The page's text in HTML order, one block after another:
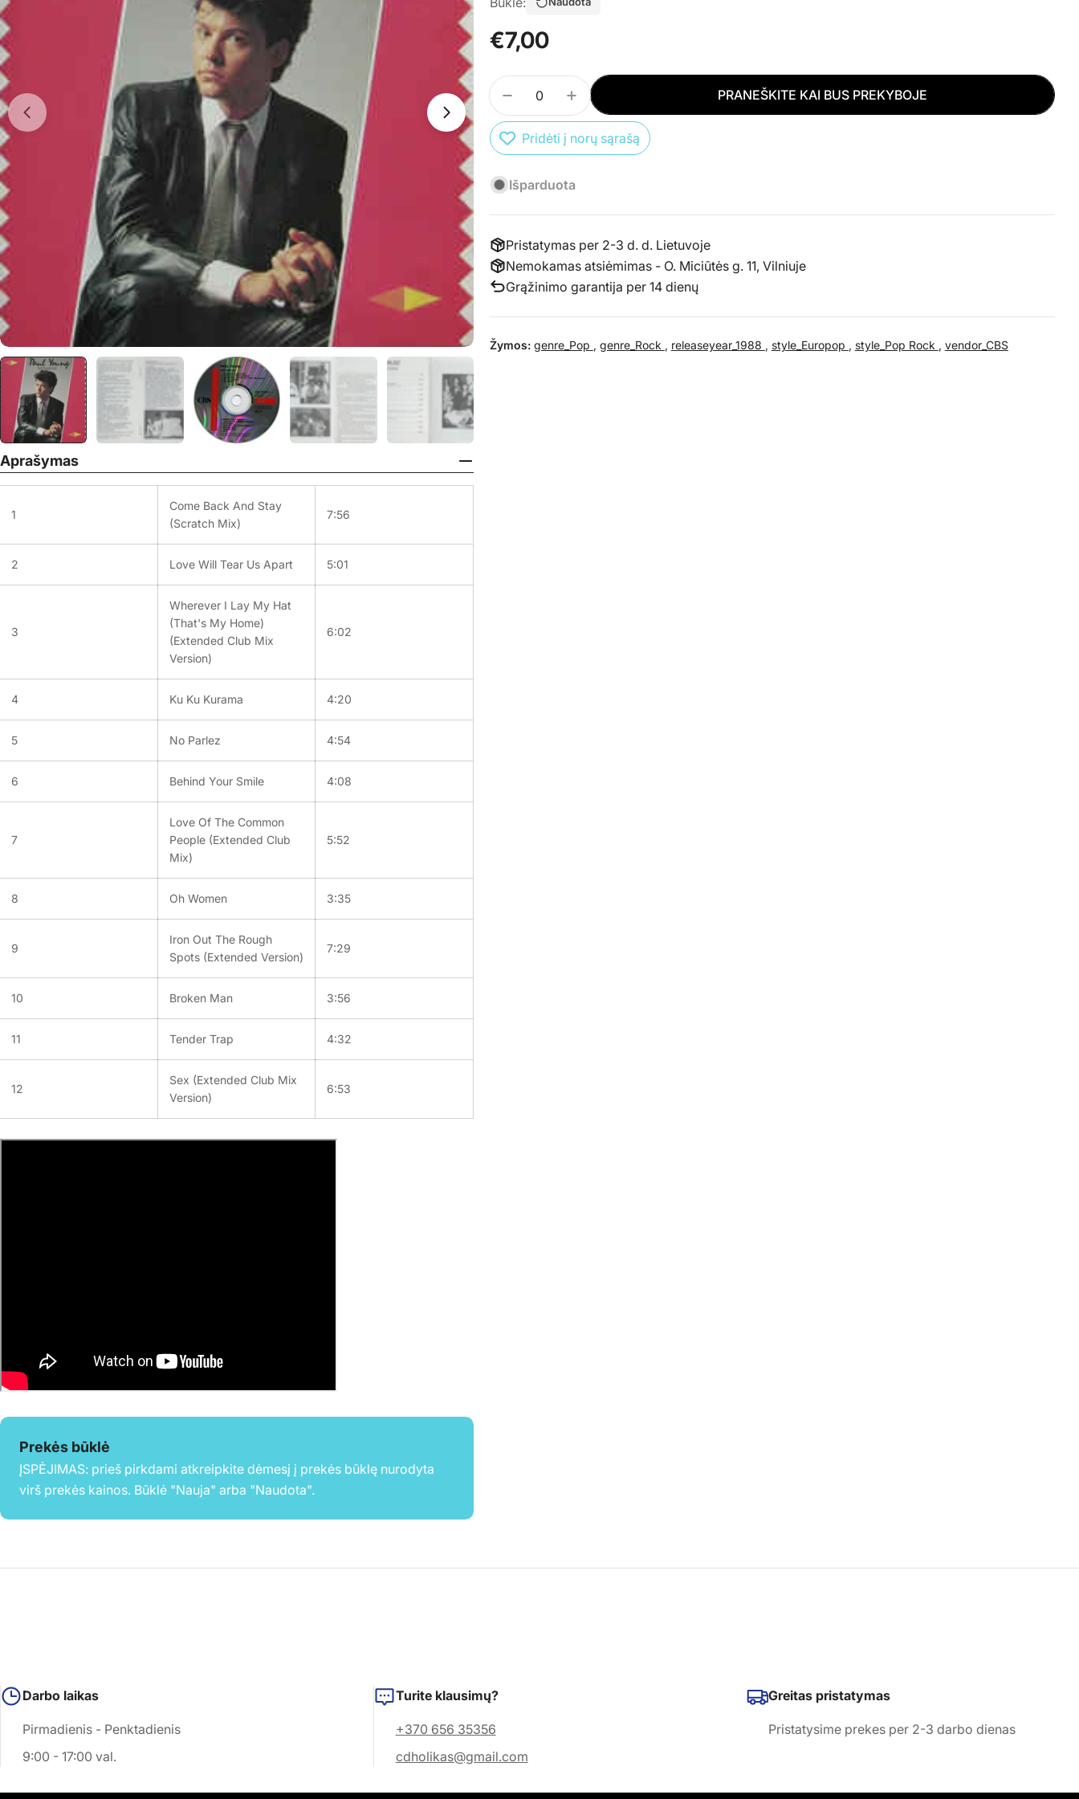
a
s
Atidaryti mediją 0 atskirame lange
Atidaryti mediją 1 atskirame lange
Aprašymas
1
Come Back And Stay
(Scratch Mix)
7:56
2 Love Will Tear Us Apart 5:01
3
Wherever I Lay My Hat
(That's My Home)
(Extended Club Mix
Version)
6:02
4 Ku Ku Kurama 4:20
5 No Parlez 4:54
6 Behind Your Smile 4:08
7
Love Of The Common
People (Extended Club
Mix)
5:52
8 Oh Women 3:35
9
Iron Out The Rough
Spots (Extended Version)
7:29
10 Broken Man 3:56
11 Tender Trap 4:32
12
Sex (Extended Club Mix
Version)
6:53
Prekės būklė
ĮSPĖJIMAS: prieš pirkdami atkreipkite dėmesį į prekės būklę nurodyta
virš prekės kainos. Būklė "Nauja" arba "Naudota".
Įprasta
kaina
€7,00
Kiekis
SUMAŽINTI PREKĖS CD PAUL YOUNG - NO PARLEZ KIEKĮ
PADIDINTI PREKĖS CD PAUL YOUNG - NO PARLEZ KIEKĮ
PRANEŠKITE KAI BUS PREKYBOJE
Pridėti į norų sąrašą
Išparduota
Pristatymas per 2-3 d. d. Lietuvoje
Nemokamas atsiėmimas - O. Miciūtės g. 11, Vilniuje
Grąžinimo garantija per 14 dienų
Žymos: genre_Pop , genre_Rock , releaseyear_1988 , style_Europop , style_Pop Rock , vendor_CBS
Darbo laikas
Pirmadienis - Penktadienis
9:00 - 17:00 val.
Turite klausimų?
+370 656 35356
cdholikas@gmail.com
Greitas pristatymas
Pristatysime prekes per 2-3 darbo dienas